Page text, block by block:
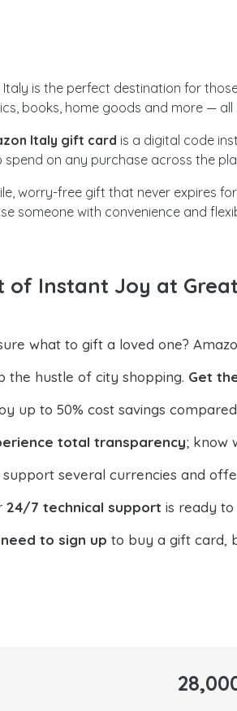
Italy is the perfect destination for
books, home goods and more —
Italy gift card is a digital code
spend on any purchase across the
worry-free gift that never expires
someone with convenience and
of Instant Joy at
what to gift a loved one?
the hustle of city shopping. Get
up to 50% cost savings
total transparency; know
support several currencies and
24/7 technical support is ready
to sign up to buy a gift card,